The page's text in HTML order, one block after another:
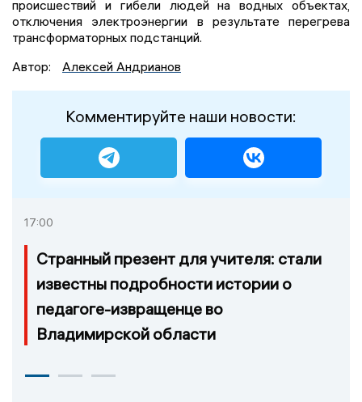
происшествий и гибели людей на водных объектах,
отключения электроэнергии в результате перегрева
трансформаторных подстанций.
Автор:
Алексей Андрианов
Комментируйте наши новости:
17:00
Странный презент для учителя: стали
известны подробности истории о
педагоге-извращенце во
Владимирской области